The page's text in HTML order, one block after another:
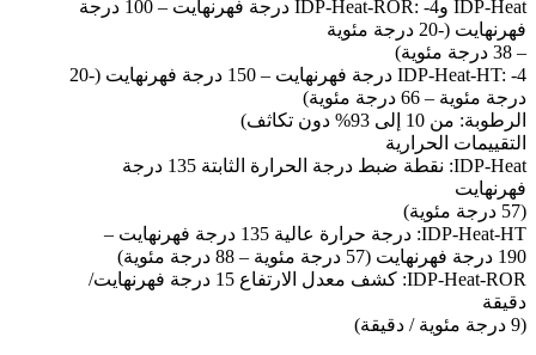
IDP-Heat وIDP-Heat-ROR: -4 درجة فهرنهايت – 100 درجة
فهرنهايت (-20 درجة مئوية
– 38 درجة مئوية)
IDP-Heat-HT: -4 درجة فهرنهايت – 150 درجة فهرنهايت (-20
درجة مئوية – 66 درجة مئوية)
الرطوبة: من 10 إلى 93% دون تكاثف)
التقييمات الحرارية
IDP-Heat: نقطة ضبط درجة الحرارة الثابتة 135 درجة
فهرنهايت
(57 درجة مئوية)
IDP-Heat-HT: درجة حرارة عالية 135 درجة فهرنهايت –
190 درجة فهرنهايت (57 درجة مئوية – 88 درجة مئوية)
IDP-Heat-ROR: كشف معدل الارتفاع 15 درجة فهرنهايت/
دقيقة
(9 درجة مئوية / دقيقة)